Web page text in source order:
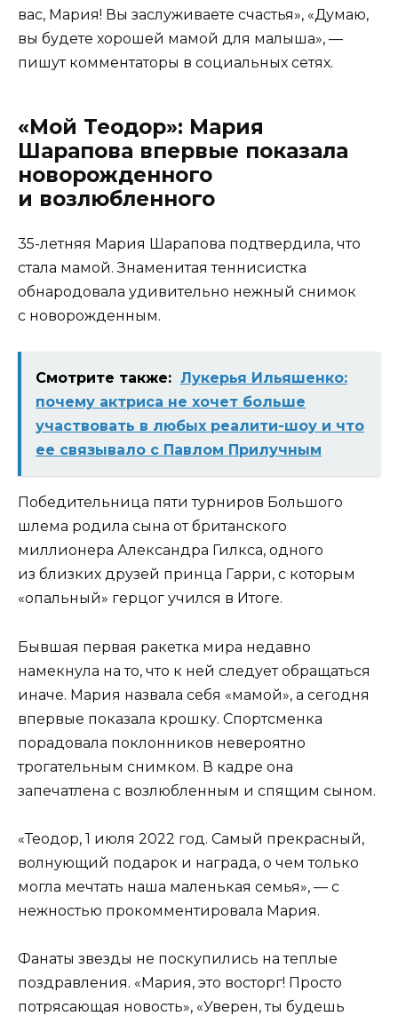
вас, Мария! Вы заслуживаете счастья», «Думаю,
вы будете хорошей мамой для малыша», —
пишут комментаторы в социальных сетях.
«Мой Теодор»: Мария
Шарапова впервые показала
новорожденного
и возлюбленного
35-летняя Мария Шарапова подтвердила, что
стала мамой. Знаменитая теннисистка
обнародовала удивительно нежный снимок
с новорожденным.
Смотрите также: Лукерья Ильяшенко:
почему актриса не хочет больше
участвовать в любых реалити-шоу и что
ее связывало с Павлом Прилучным
Победительница пяти турниров Большого
шлема родила сына от британского
миллионера Александра Гилкса, одного
из близких друзей принца Гарри, с которым
«опальный» герцог учился в Итоге.
Бывшая первая ракетка мира недавно
намекнула на то, что к ней следует обращаться
иначе. Мария назвала себя «мамой», а сегодня
впервые показала крошку. Спортсменка
порадовала поклонников невероятно
трогательным снимком. В кадре она
запечатлена с возлюбленным и спящим сыном.
«Теодор, 1 июля 2022 год. Самый прекрасный,
волнующий подарок и награда, о чем только
могла мечтать наша маленькая семья», — с
нежностью прокомментировала Мария.
Фанаты звезды не поскупились на теплые
поздравления. «Мария, это восторг! Просто
потрясающая новость», «Уверен, ты будешь